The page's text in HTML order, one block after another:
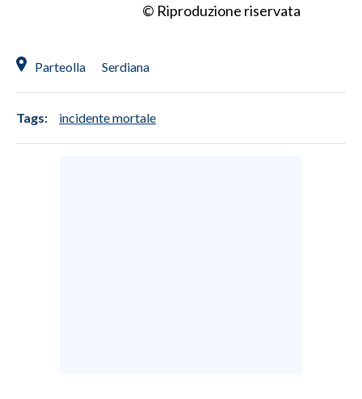
© Riproduzione riservata
Parteolla Serdiana
Tags: incidente mortale